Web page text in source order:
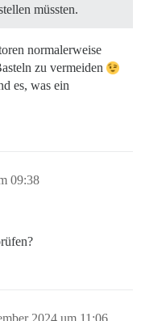
müssten.
normalerweise
zu vermeiden
es, was ein
09:38